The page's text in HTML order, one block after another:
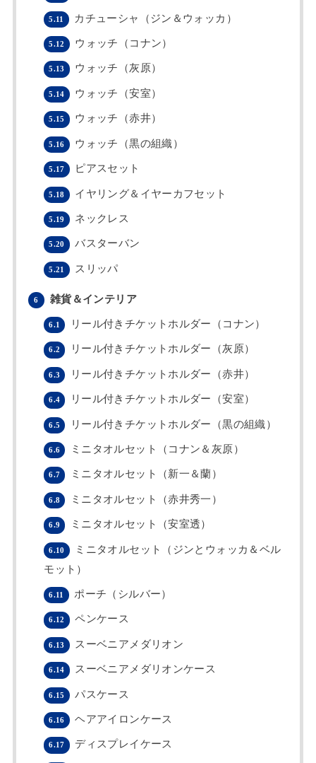
5.11 カチューシャ（ジン＆ウォッカ）
5.12 ウォッチ（コナン）
5.13 ウォッチ（灰原）
5.14 ウォッチ（安室）
5.15 ウォッチ（赤井）
5.16 ウォッチ（黒の組織）
5.17 ピアスセット
5.18 イヤリング＆イヤーカフセット
5.19 ネックレス
5.20 バスターバン
5.21 スリッパ
6 雑貨＆インテリア
6.1 リール付きチケットホルダー（コナン）
6.2 リール付きチケットホルダー（灰原）
6.3 リール付きチケットホルダー（赤井）
6.4 リール付きチケットホルダー（安室）
6.5 リール付きチケットホルダー（黒の組織）
6.6 ミニタオルセット（コナン＆灰原）
6.7 ミニタオルセット（新一＆蘭）
6.8 ミニタオルセット（赤井秀一）
6.9 ミニタオルセット（安室透）
6.10
ミニタオルセット（ジンとウォッカ＆ベル
モット）
6.11 ポーチ（シルバー）
6.12 ペンケース
6.13 スーベニアメダリオン
6.14 スーベニアメダリオンケース
6.15 パスケース
6.16 ヘアアイロンケース
6.17 ディスプレイケース